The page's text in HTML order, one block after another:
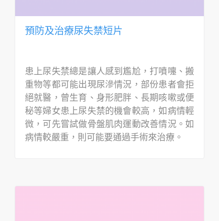
預防及治療尿失禁短片
患上尿失禁總是讓人感到尷尬，打噴嚏、搬
重物等都可能出現尿滲情況，部份患者會拒
絕就醫，曾生育、身形肥胖、長期咳嗽或便
秘等婦女患上尿失禁的機會較高，如病情輕
微，可先嘗試做骨盤肌肉運動改善情況。如
病情較嚴重，則可能要通過手術來治療。